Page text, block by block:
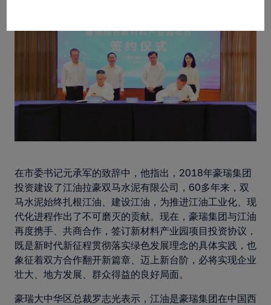
在市委书记元承军的致辞中，他指出，2018年豪瑞集团
投资建设了江油拉豪双马水泥有限公司，60多年来，双
马水泥始终扎根江油、建设江油，为推进江油工业化、现
代化进程作出了不可磨灭的贡献。现在，豪瑞集团与江油
再度携手、共商合作，签订新材料产业园项目投资协议，
既是新时代新征程贯彻落实绿色发展理念的具体实践，也
象征着双方合作翻开新篇章、迈上新台阶，必将实现企业
壮大、地方发展、群众得益的良好局面。
豪瑞大中华区总裁罗志光表示，江油是豪瑞集团在中国西